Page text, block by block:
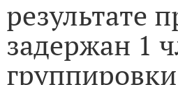
результате
задержан 1